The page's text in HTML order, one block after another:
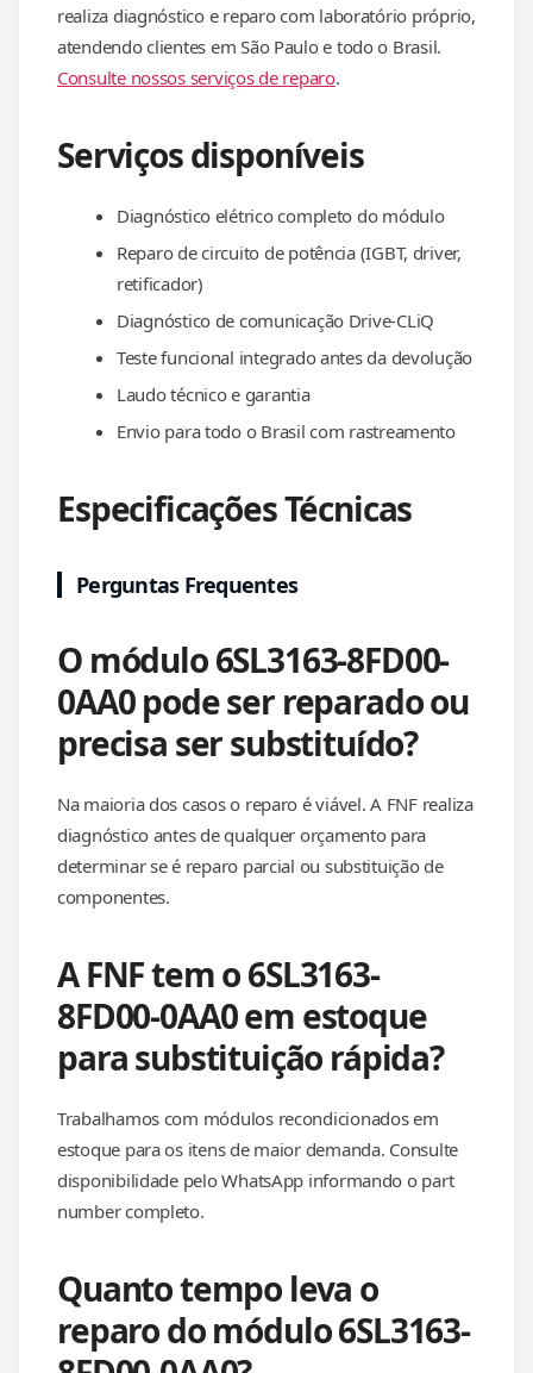
realiza diagnóstico e reparo com laboratório próprio,
atendendo clientes em São Paulo e todo o Brasil.
Consulte nossos serviços de reparo.
Serviços disponíveis
Diagnóstico elétrico completo do módulo
Reparo de circuito de potência (IGBT, driver,
retificador)
Diagnóstico de comunicação Drive-CLiQ
Teste funcional integrado antes da devolução
Laudo técnico e garantia
Envio para todo o Brasil com rastreamento
Especificações Técnicas
Perguntas Frequentes
O módulo 6SL3163-8FD00-
0AA0 pode ser reparado ou
precisa ser substituído?
Na maioria dos casos o reparo é viável. A FNF realiza
diagnóstico antes de qualquer orçamento para
determinar se é reparo parcial ou substituição de
componentes.
A FNF tem o 6SL3163-
8FD00-0AA0 em estoque
para substituição rápida?
Trabalhamos com módulos recondicionados em
estoque para os itens de maior demanda. Consulte
disponibilidade pelo WhatsApp informando o part
number completo.
Quanto tempo leva o
reparo do módulo 6SL3163-